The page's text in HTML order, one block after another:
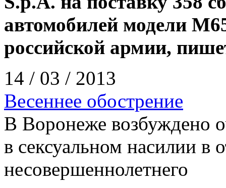
автомобилей модели
российской армии,
14 / 03 / 2013
Весеннее обострение
В Воронеже возбуждено
в сексуальном насилии в
несовершеннолетнего